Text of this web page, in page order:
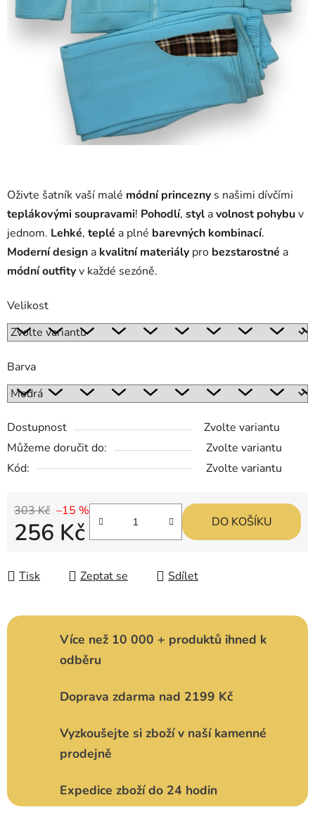
Oživte šatník vaší malé módní princezny s našimi dívčími
teplákovými soupravami! Pohodlí, styl avolnost pohybuv
jednom. Lehké, teplé a plné barevných kombinací.
Moderní design a kvalitní materiály pro bezstarostné a
módní outfityv každé sezóně.
Velikost
Barva
Dostupnost
Zvolte variantu
Můžeme doručit do:
Zvolte variantu
Kód:
Zvolte variantu
303 Kč –15 %
256 Kč DO KOŠÍKU
Tisk Zeptat se Sdílet
Více než 10 000 + produktů ihned k
odběru
Doprava zdarma nad 2199 Kč
Vyzkoušejte si zboží v naší kamenné
prodejně
Expedice zboží do 24 hodin